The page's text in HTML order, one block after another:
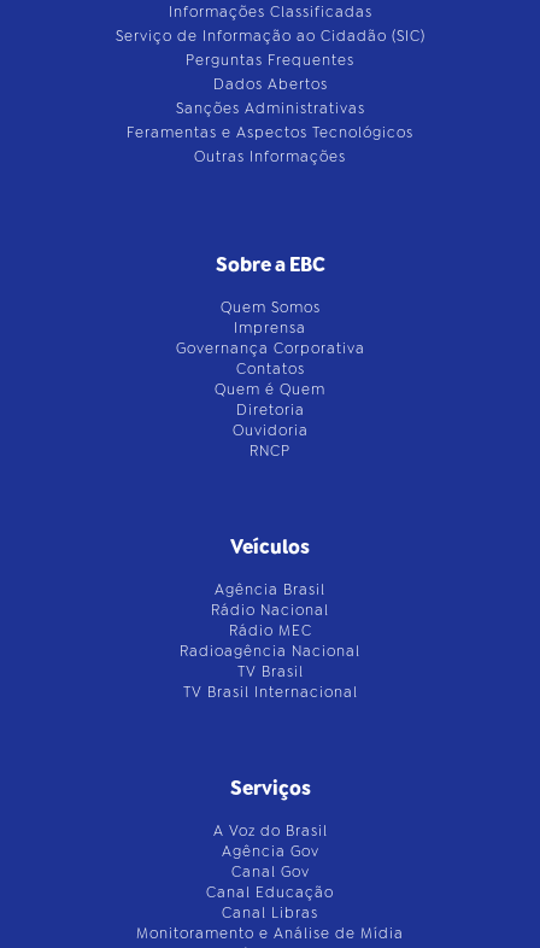
Informações Classificadas
Serviço de Informação ao Cidadão (SIC)
Perguntas Frequentes
Dados Abertos
Sanções Administrativas
Feramentas e Aspectos Tecnológicos
Outras Informações
Sobre a EBC
Quem Somos
Imprensa
Governança Corporativa
Contatos
Quem é Quem
Diretoria
Ouvidoria
RNCP
Veículos
Agência Brasil
Rádio Nacional
Rádio MEC
Radioagência Nacional
TV Brasil
TV Brasil Internacional
Serviços
A Voz do Brasil
Agência Gov
Canal Gov
Canal Educação
Canal Libras
Monitoramento e Análise de Mídia